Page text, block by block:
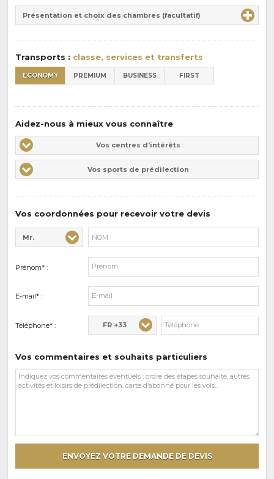
pension
:
Durée
Présentation et choix des chambres (facultatif)
Transports : classe, services et transferts
ECONOMY PREMIUM BUSINESS FIRST
Aidez-nous à mieux vous connaître
Vos
centres
d'intérêts
Vos centres d'intérêts
Vos
sports
de
Vos sports de prédilection
Vos coordonnées pour recevoir votre devis
Civilité* :
Mr.
Nom* :
Prénom* :
E-mail* :
Téléphone* : FR +33
Vos commentaires et souhaits particuliers
Vos
commentaires
ENVOYEZ VOTRE DEMANDE DE DEVIS